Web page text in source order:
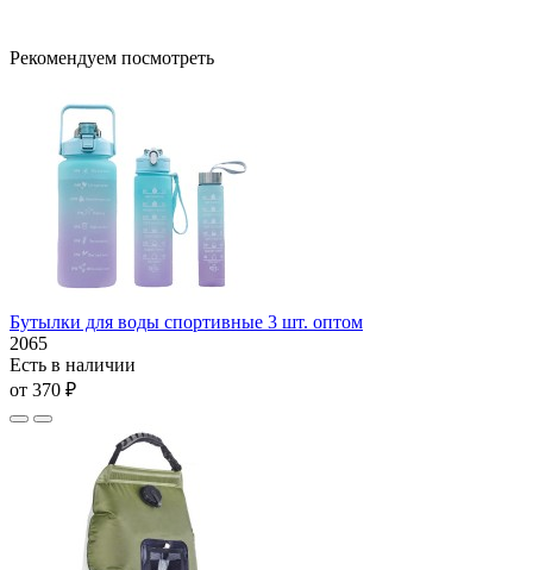
Рекомендуем посмотреть
Бутылки для воды спортивные 3 шт. оптом
2065
Есть в наличии
от 370 ₽